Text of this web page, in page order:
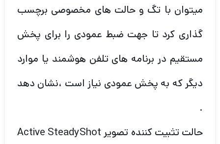
میتوان با تگ و حالت های مخصوصی برچسب
گذاری کرد تا جهت ضبط عمودی را برای پخش
مستقیم در برنامه های تلفن هوشمند یا موارد
دیگر که به پخش عمودی نیاز است ،نشان دهد
.
حالت تثبیت کننده تصویر Active SteadyShot